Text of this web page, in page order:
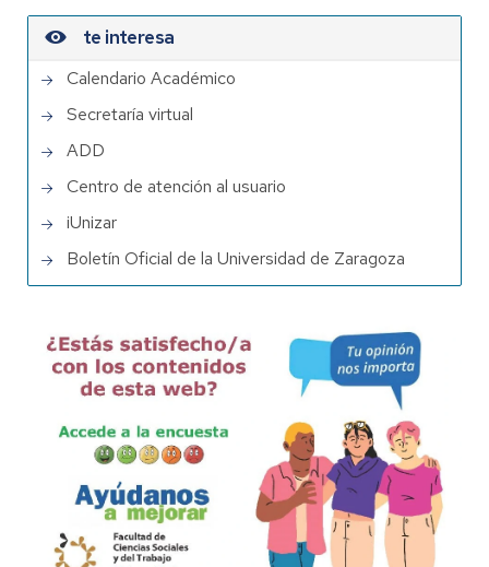
te interesa
Calendario Académico
Secretaría virtual
ADD
Centro de atención al usuario
iUnizar
Boletín Oficial de la Universidad de Zaragoza